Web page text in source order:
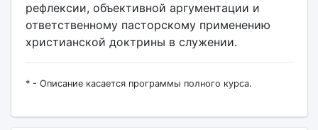
рефлексии, объективной аргументации и
ответственному пасторскому применению
христианской доктрины в служении.
* - Описание касается программы полного курса.